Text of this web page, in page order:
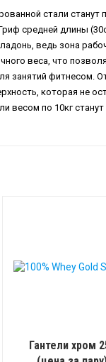
стали
средней длины
ведь зона
веса, что
занятий фитнесом.
которая не
весом по 10кг
Гантели хром